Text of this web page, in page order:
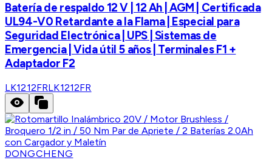
Batería de respaldo 12 V | 12 Ah | AGM | Certificada
UL94-V0 Retardante a la Flama | Especial para
Seguridad Electrónica | UPS | Sistemas de
Emergencia | Vida útil 5 años | Terminales F1 +
Adaptador F2
LK1212FRLK1212FR
DONGCHENG